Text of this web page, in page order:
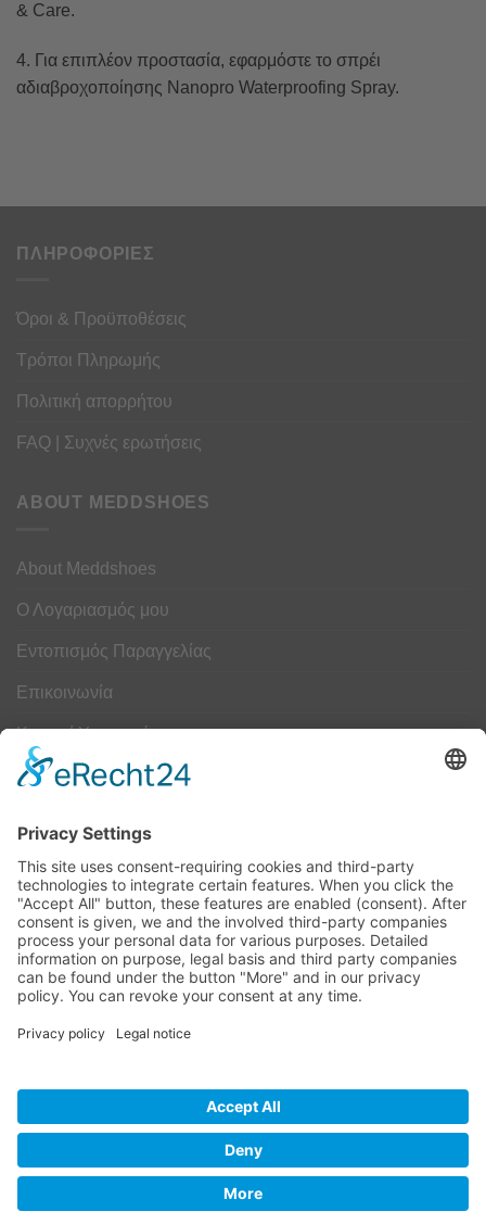
& Care.
4. Για επιπλέον προστασία, εφαρμόστε το σπρέι
αδιαβροχοποίησης Nanopro Waterproofing Spray.
ΠΛΗΡΟΦΟΡΙΕΣ
Όροι & Προϋποθέσεις
Τρόποι Πληρωμής
Πολιτική απορρήτου
FAQ | Συχνές ερωτήσεις
ABOUT MEDDSHOES
About Meddshoes
Ο Λογαριασμός μου
Εντοπισμός Παραγγελίας
Επικοινωνία
Κουμπί Υπαναχώρησης
Camper Οδηγός Μεγεθών
ΤΕΧΝΟΛΟΓΙΑ
Τεχνολογία
On
Delivery
TransferCard
Visa
Electron
Powered by Meddshoes©
WITHDRAW FROM CONTRACT